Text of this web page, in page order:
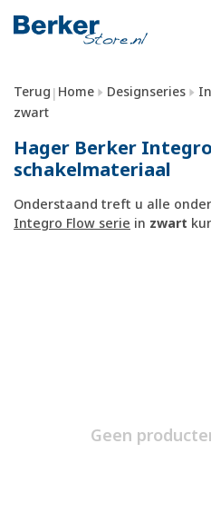
Terug | Home Designseries
zwart
Hager Berker
schakelmateriaal
Onderstaand treft u alle
Integro Flow serie in zwart
Geen